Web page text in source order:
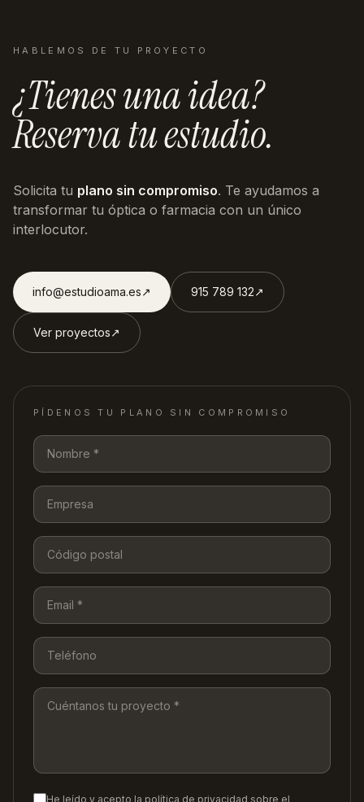
HABLEMOS DE TU PROYECTO
¿Tienes una idea?
Reserva tu estudio.
Solicita tu plano sin compromiso. Te ayudamos a
transformar tu óptica o farmacia con un único
interlocutor.
info@estudioama.es↗︎ 915 789 132↗︎
Ver proyectos↗︎
PÍDENOS TU PLANO SIN COMPROMISO
He leído y acepto la política de privacidad sobre el